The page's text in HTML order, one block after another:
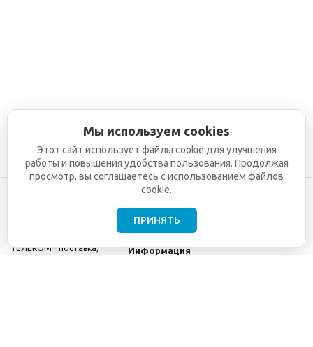
ТЕЛЕКОМ - поставка,
Информация
Мы используем cookies
Этот сайт использует файлы cookie для улучшения
работы и повышения удобства пользования. Продолжая
просмотр, вы соглашаетесь с использованием файлов
cookie.
ПРИНЯТЬ